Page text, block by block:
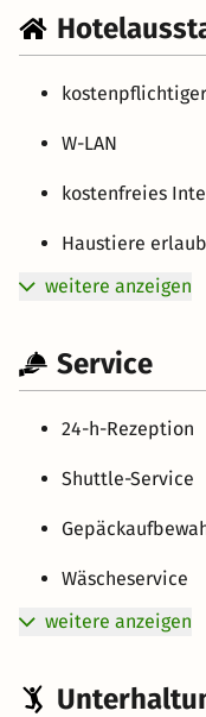
W-LAN
kostenfreies
Haustiere
weitere anzeigen
Service
24-h-Rezeption
Shuttle-Service
Wäscheservice
weitere anzeigen